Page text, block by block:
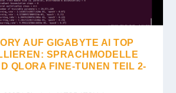
AUF GIGABYTE AI TOP
SPRACHMODELLE
QLORA FINE-TUNEN TEIL 2-